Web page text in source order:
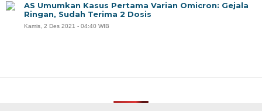
AS Umumkan Kasus Pertama Varian Omicron: Gejala
Ringan, Sudah Terima 2 Dosis
Kamis, 2 Des 2021 - 04:40 WIB